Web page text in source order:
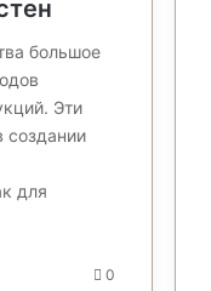
большое
Эти
создании
для
0